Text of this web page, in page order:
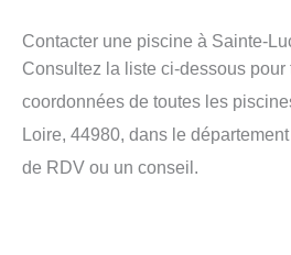
Contacter une piscine à Sainte-
Consultez la liste ci-dessous pour
coordonnées de toutes les
Loire, 44980, dans le
de RDV ou un conseil.